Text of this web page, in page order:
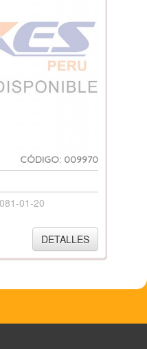
CÓDIGO: 009970
01-20
DETALLES